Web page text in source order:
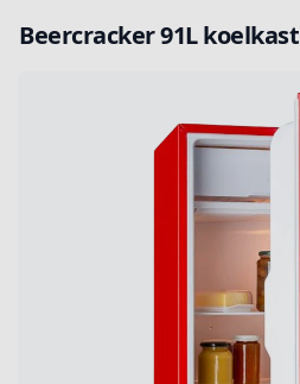
Beercracker 91L koelkast